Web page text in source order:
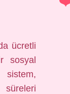
ücretli
sosyal
süreleri